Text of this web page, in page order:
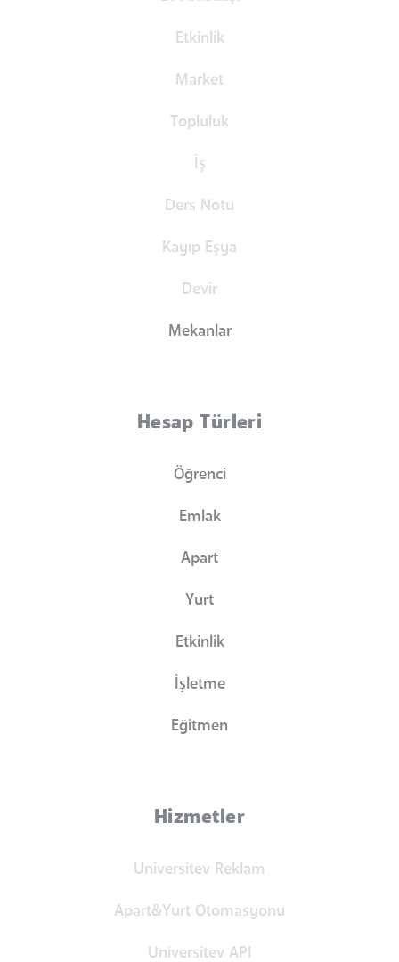
Etkinlik
Market
Topluluk
İş
Ders Notu
Kayıp Eşya
Devir
Mekanlar
Hesap Türleri
Öğrenci
Emlak
Apart
Yurt
Etkinlik
İşletme
Eğitmen
Hizmetler
Universitev Reklam
Apart&Yurt Otomasyonu
Universitev API